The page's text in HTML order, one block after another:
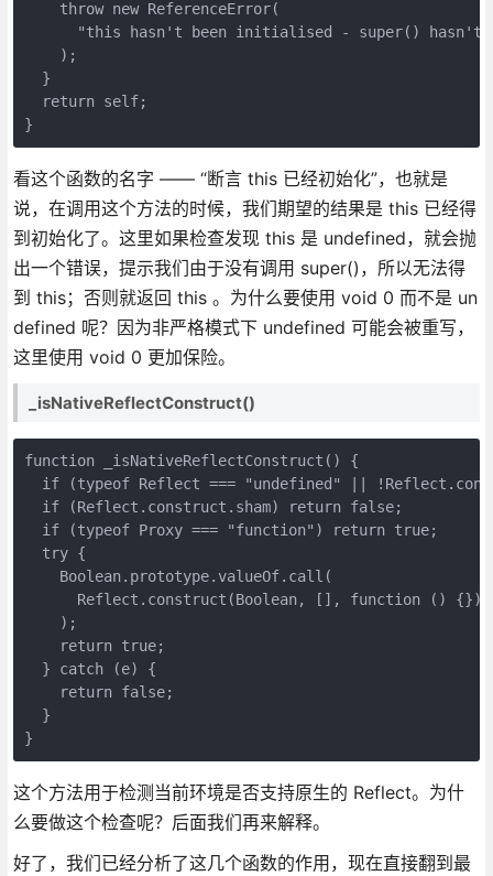
    throw new ReferenceError(
"this hasn't been initialised - super() hasn't
    );
  }
  return self;
}
看这个函数的名字 —— “断言 this 已经初始化”，也就是
说，在调用这个方法的时候，我们期望的结果是 this 已经得
到初始化了。这里如果检查发现 this 是 undefined，就会抛
出一个错误，提示我们由于没有调用 super()，所以无法得
到 this；否则就返回 this 。为什么要使用 void 0 而不是 un
defined 呢？因为非严格模式下 undefined 可能会被重写，
这里使用 void 0 更加保险。
_isNativeReflectConstruct()
function _isNativeReflectConstruct() {
if (typeof Reflect === "undefined" ||
  if (Reflect.construct.sham) return false;
  if (typeof Proxy === "function") return true;
  try {
    Boolean.prototype.valueOf.call(
      Reflect.construct(Boolean, [], function () {})
    );
    return true;
  } catch (e) {
    return false;
  }
}
这个方法用于检测当前环境是否支持原生的 Reflect。为什
么要做这个检查呢？后面我们再来解释。
好了，我们已经分析了这几个函数的作用，现在直接翻到最